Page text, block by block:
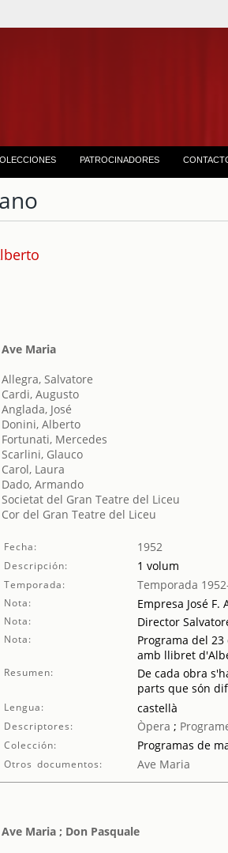
PATROCINADORES
Ave Maria
Allegra, Salvatore
Cardi, Augusto
Anglada, José
Donini, Alberto
Fortunati, Mercedes
Scarlini, Glauco
Carol, Laura
Dado, Armando
Societat del Gran Teatre del Liceu
Cor del Gran Teatre del Liceu
Fecha: 1952
Descripción: 1 volum
Temporada: Temporada
Nota: Empresa José F.
Nota: Director
Nota:
Programa del
amb llibret
Resumen:
De cada obra
parts que són
Lengua: castellà
Descriptores: Òpera ;
Colección: Programas de
Otros documentos: Ave Maria
Ave Maria ; Don Pasquale